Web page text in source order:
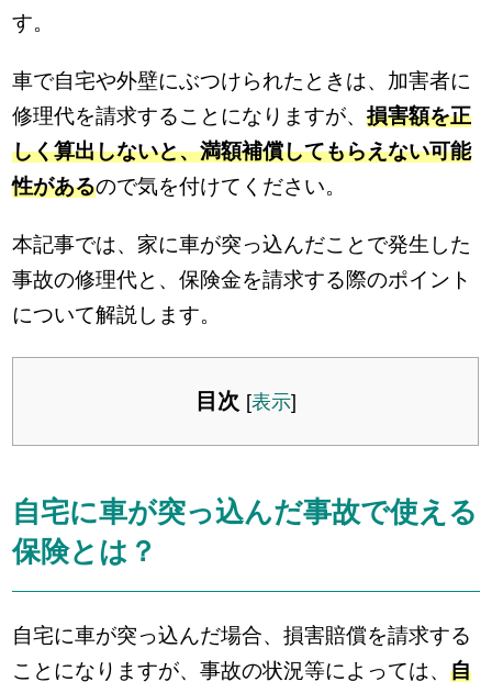
す。
車で自宅や外壁にぶつけられたときは、加害者に
修理代を請求することになりますが、損害額を正
しく算出しないと、満額補償してもらえない可能
性があるので気を付けてください。
本記事では、家に車が突っ込んだことで発生した
事故の修理代と、保険金を請求する際のポイント
について解説します。
目次 [表示]
自宅に車が突っ込んだ事故で使える
保険とは？
自宅に車が突っ込んだ場合、損害賠償を請求する
ことになりますが、事故の状況等によっては、自